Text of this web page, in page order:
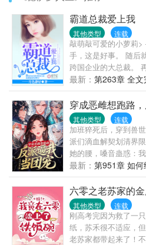
霸道总裁爱上我
其他类型 连载
敲萌敲可爱的小萝莉
手，这是好事。 随后
跨国企业的大总裁。
我，心里只能想我，
最新： 第263章 全文
穿成恶雌想跑路
其他类型 连载
加班猝死后，穿到兽
派们滴血解契划清界
她的腰，嗓音蛊惑：
仙鹤俯身看她：我不
最新： 第951章 如
六零之老苏家的
其他类型 连载
刚高考完因为救了一
纸，苏禾很不适应，
老苏家都带起来了！